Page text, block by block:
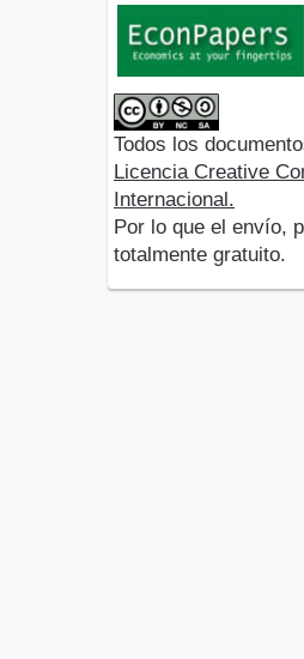
Todos los
Licencia Creative
Internacional.
Por lo que el envío,
totalmente gratuito.